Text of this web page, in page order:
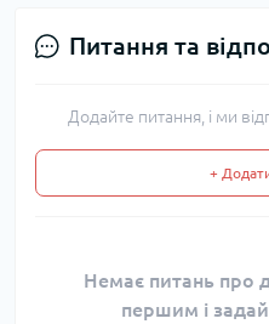
Питання та
Додайте питання, і ми
+
Немає питань про
першим і